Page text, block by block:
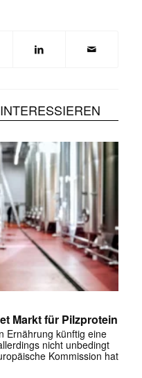
Markt für Pilzprotein
Ernährung künftig eine
nicht unbedingt
Kommission hat